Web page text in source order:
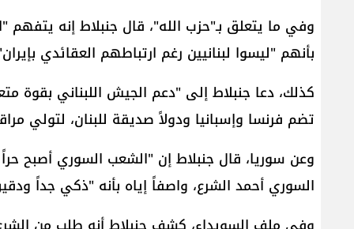
وفي ما يتعلق بـ"حزب الله"، قال جنبلاط إنه يتفهم
بأنهم "ليسوا لبنانيين رغم ارتباطهم العقائدي
كذلك، دعا جنبلاط إلى "دعم الجيش اللبناني بقوة
تضم فرنسا وإسبانيا ودولاً صديقة للبنان، لتولي
وعن سوريا، قال جنبلاط إن "الشعب السوري أصبح
السوري أحمد الشرع، واصفاً إياه بأنه "ذكي جداً